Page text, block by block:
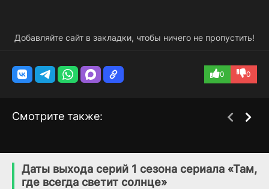
Добавляйте сайт в закладки, чтобы ничего не пропустить!
0 0
Смотрите также:
(2025) (2026)
Даты выхода серий 1 сезона сериала «Там,
где всегда светит солнце»